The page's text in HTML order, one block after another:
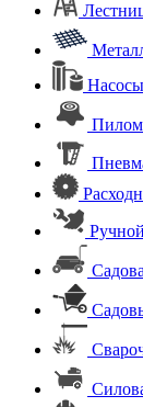
Насосы